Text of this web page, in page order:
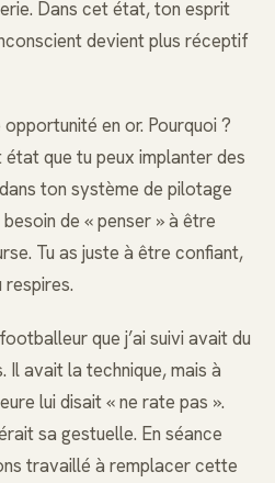
Dans cet état, ton esprit
devient plus réceptif
en or. Pourquoi ?
état que tu peux implanter des
ton système de pilotage
de « penser » à être
Tu as juste à être confiant,
que j’ai suivi avait du
Il avait la technique, mais à
lui disait « ne rate pas ».
sa gestuelle. En séance
travaillé à remplacer cette